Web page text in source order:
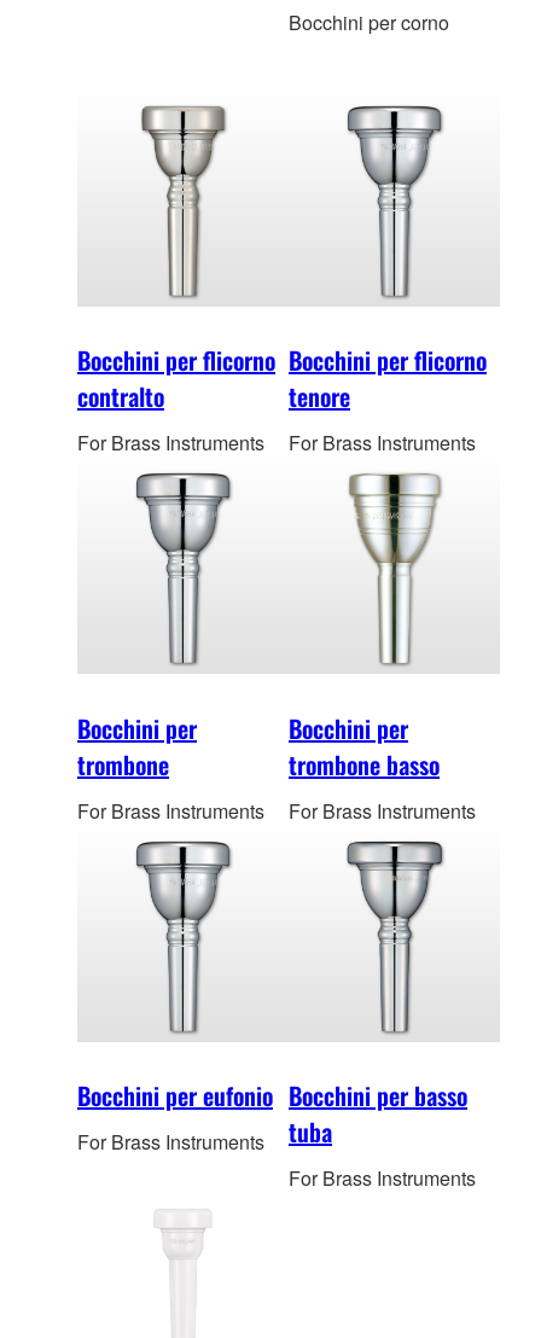
Bocchini per corno
Bocchini per flicorno
contralto
For Brass Instruments
Bocchini per flicorno
tenore
For Brass Instruments
Bocchini per
trombone
For Brass Instruments
Bocchini per
trombone basso
For Brass Instruments
Bocchini per eufonio
For Brass Instruments
Bocchini per basso
tuba
For Brass Instruments